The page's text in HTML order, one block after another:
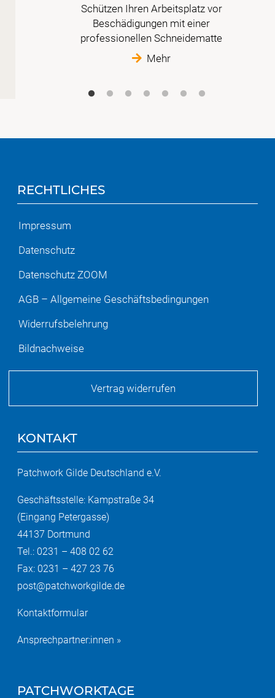
Schützen Ihren Arbeitsplatz vor
Beschädigungen mit einer
professionellen Schneidematte
Mehr
RECHTLICHES
Impressum
Datenschutz
Datenschutz ZOOM
AGB – Allgemeine Geschäftsbedingungen
Widerrufsbelehrung
Bildnachweise
Vertrag widerrufen
KONTAKT
Patchwork Gilde Deutschland e.V.
Geschäftsstelle: Kampstraße 34
(Eingang Petergasse)
44137 Dortmund
Tel.: 0231 – 408 02 62
Fax: 0231 – 427 23 76
post@patchworkgilde.de
Kontaktformular
Ansprechpartner:innen »
PATCHWORKTAGE